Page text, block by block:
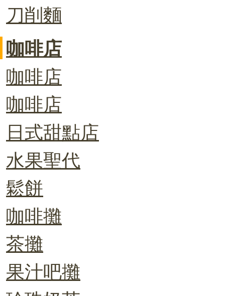
刀削麵
咖啡店
咖啡店
咖啡店
日式甜點店
水果聖代
鬆餅
咖啡攤
茶攤
果汁吧攤